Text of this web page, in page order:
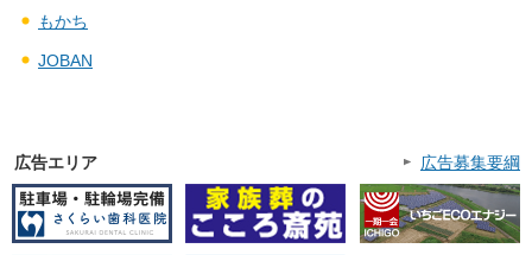
もかち
JOBAN
広告エリア 広告募集要綱